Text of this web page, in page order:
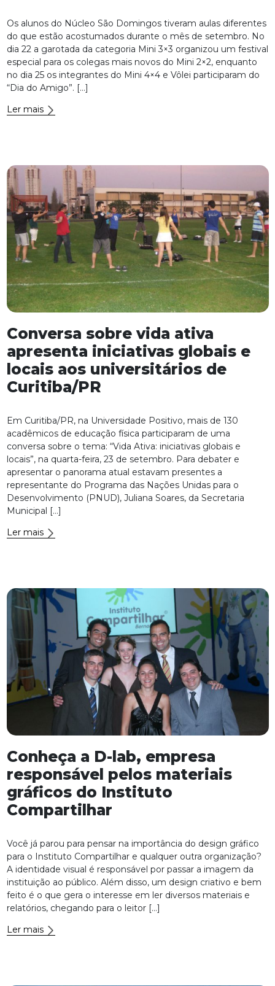
Os alunos do Núcleo São Domingos tiveram aulas diferentes
do que estão acostumados durante o mês de setembro. No
dia 22 a garotada da categoria Mini 3×3 organizou um festival
especial para os colegas mais novos do Mini 2×2, enquanto
no dia 25 os integrantes do Mini 4×4 e Vôlei participaram do
“Dia do Amigo”. […]
Ler mais
Conversa sobre vida ativa
apresenta iniciativas globais e
locais aos universitários de
Curitiba/PR
Em Curitiba/PR, na Universidade Positivo, mais de 130
acadêmicos de educação física participaram de uma
conversa sobre o tema: “Vida Ativa: iniciativas globais e
locais”, na quarta-feira, 23 de setembro. Para debater e
apresentar o panorama atual estavam presentes a
representante do Programa das Nações Unidas para o
Desenvolvimento (PNUD), Juliana Soares, da Secretaria
Municipal […]
Ler mais
Conheça a D-lab, empresa
responsável pelos materiais
gráficos do Instituto
Compartilhar
Você já parou para pensar na importância do design gráfico
para o Instituto Compartilhar e qualquer outra organização?
A identidade visual é responsável por passar a imagem da
instituição ao público. Além disso, um design criativo e bem
feito é o que gera o interesse em ler diversos materiais e
relatórios, chegando para o leitor […]
Ler mais